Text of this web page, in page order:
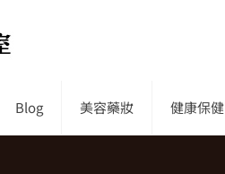
Blog 美容藥妝 健康保健